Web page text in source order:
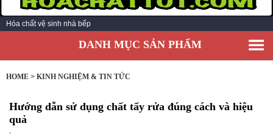
KINH NGHIỆM & TIN TỨC
LIÊN HỆ
Hóa chất vệ sinh nhà bếp
DANH MỤC SẢN PHẨM
HOME > KINH NGHIỆM & TIN TỨC
Hướng dẫn sử dụng chất tẩy rửa đúng cách và hiệu
quả
,